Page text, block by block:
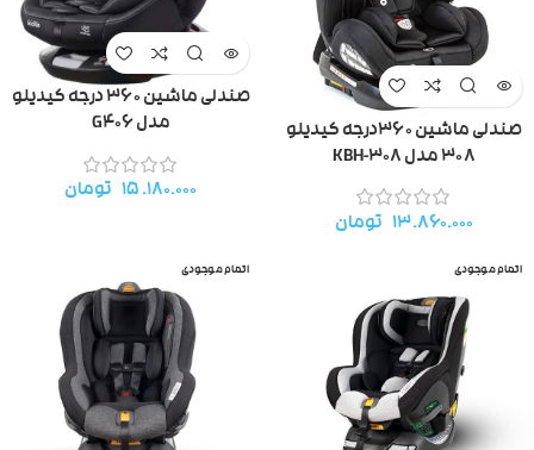
صندلی ماشین ۳۶۰درجه کیدیلو
۳۰۸ مدل KBH-308
۱۳.۸۶۰.۰۰۰ تومان
صندلی ماشین ۳۶۰ درجه کیدیلو
مدل G406
۱۵.۱۸۰.۰۰۰ تومان
اتمام موجودی اتمام موجودی